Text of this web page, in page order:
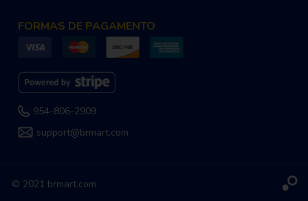
FORMAS DE PAGAMENTO
954-806-2909
support@brmart.com
© 2021 brmart.com